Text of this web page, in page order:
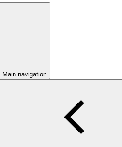
Main navigation